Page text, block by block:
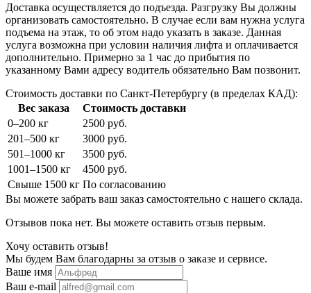
Доставка осуществляется до подъезда. Разгрузку Вы должны
организовать самостоятельно. В случае если вам нужна услуга
подъема на этаж, то об этом надо указать в заказе. Данная
услуга возможна при условии наличия лифта и оплачивается
дополнительно. Примерно за 1 час до прибытия по
указанному Вами адресу водитель обязательно Вам позвонит.
Стоимость доставки по Санкт-Петербургу (в пределах КАД):
Вес заказа
Стоимость доставки
0–200 кг
2500 руб.
201–500 кг
3000 руб.
501–1000 кг
3500 руб.
1001–1500 кг
4500 руб.
Свыше 1500 кг По согласованию
Вы можете забрать ваш заказ самостоятельно с нашего склада.
Отзывов пока нет. Вы можете оставить отзыв первым.
Хочу оставить отзыв!
Мы будем Вам благодарны за отзыв о заказе и сервисе.
Ваше имя
Ваш e-mail